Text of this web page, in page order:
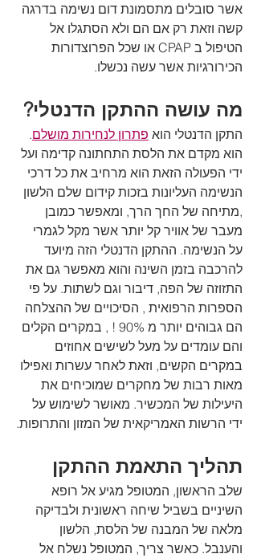
אשר סובלים מתסמונת דום נשימה בדרגה
קשה וזאת רק אם הם ולא הסתגלו אל
הטיפול ב CPAP או שכל הפרוצדורות
הכירורגיות אשר עשה נכשלו.
מה עושה ההתקן הדנטלי?
התקן הדנטלי הוא פתרון לנחירות מושלם.
הוא מקדם את הלסת התחתונה קדימה ועל
ידי הפעולה הזאת הוא מרחיב את כל דרכי
הנשימה העליונות בזכות קידום שלם הלשון
,מתיחה של החך הרך, ומאפשר כמובן
מעבר של אוויר קל יותר אשר מקל לגמרי
על הנשימה. ההתקן הדנטלי הזה מיועד
להרכבה בזמן השינה והוא מאפשר גם את
התזוזה של הפה, דיבור וגם לשתות. על פי
הספרות הרפואית , הסיכויים של ההצלחה
הם גבוהים יותר מ 90% ! , במקרים הקלים
והם עומדים על מעל לשישים אחוזים
במקרים הקשים, וזאת לאחר עשרות ואפילו
מאות רבות של מחקרים שמוכיחים את
היעילות של המכשיר. מאושר לשימוש על
ידי הרשות האמריקאית של המזון והתרופות.
תהליך התאמת ההתקן
שלב הראשון, המטופל מגיע אל רופא
השיניים בשביל שיחה ראשונית ולבדיקה
מלאה של המבנה של הלסת, הלשון
והענבל. כאשר צריך, המטופל נשלח אל